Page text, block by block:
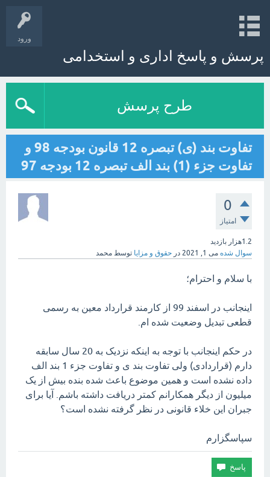
ورود
پرسش و پاسخ اداری و استخدامی
طرح پرسش
تفاوت بند (ی) تبصره 12 قانون بودجه 98 و
تفاوت جزء (1) بند الف تبصره 12 بودجه 97
0
امتیاز
1.2هزار
بازدید
سوال شده می 1, 2021 در حقوق و مزایا توسط محمد
با سلام و احترام؛
اینجانب در اسفند 99 از کارمند قرارداد معین به رسمی
قطعی تبدیل وضعیت شده ام.
در حکم اینجانب با توجه به اینکه نزدیک به 20 سال سابقه
دارم (قراردادی) ولی تفاوت بند ی و تفاوت جزء 1 بند الف
داده نشده است و همین موضوع باعث شده بنده بیش از یک
میلیون از دیگر همکارانم کمتر دریافت داشته باشم. آیا برای
جبران این خلاء قانونی در نظر گرفته نشده است؟
سپاسگزارم